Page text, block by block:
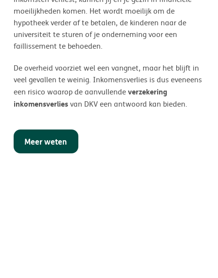
moeilijkheden komen. Het wordt moeilijk om de
hypotheek verder af te betalen, de kinderen naar de
universiteit te sturen of je onderneming voor een
faillissement te behoeden.
De overheid voorziet wel een vangnet, maar het blijft in
veel gevallen te weinig. Inkomensverlies is dus eveneens
een risico waarop de aanvullendeverzekering
inkomensverliesvan DKV een antwoord kan bieden.
Meer weten